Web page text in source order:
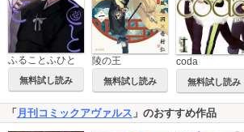
ふることふひと
無料試し読み
陵の王
無料試し読み
coda
無料試し読み
「月刊コミックアヴァルス 」のおすすめ作品